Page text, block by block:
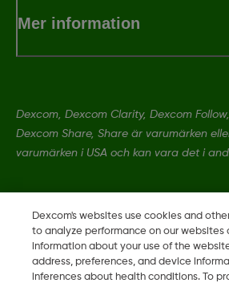
Mer information
Dexcom, Dexcom Clarity, Dexcom
Dexcom Share, Share är varumärken
varumärken i USA och kan vara det i
2026 Dexcom, Inc. Med ensamrätt.
Dexcom's websites use cookies and
to analyze performance on our websites
information about your use of the
address, preferences, and device
inferences about health conditions. To